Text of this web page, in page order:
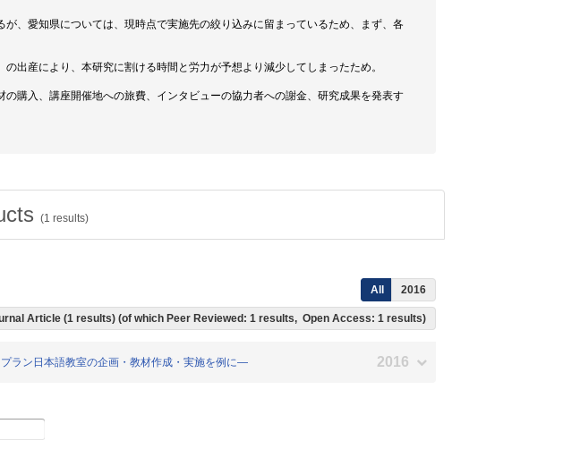
、愛知県については、現時点で実施先の絞り込みに留まっているため、まず、各
出産により、本研究に割ける時間と労力が予想より減少してしまったため。
購入、講座開催地への旅費、インタビューの協力者への謝金、研究成果を発表す
(1 results)
All 2016
Article (1 results) (of which Peer Reviewed: 1 results, Open Access: 1 results)
ラン日本語教室の企画・教材作成・実施を例に― 2016